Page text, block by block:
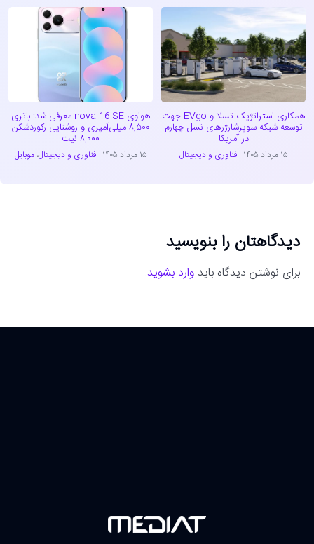
همکاری استراتژیک تسلا و EVgo جهت
توسعه شبکه سوپرشارژرهای نسل چهارم
در آمریکا
۱۵ مرداد ۱۴۰۵ فناوری و دیجیتال
هواوی nova 16 SE معرفی شد: باتری
۸,۵۰۰ میلی‌آمپری و روشنایی رکوردشکن
۸,۰۰۰ نیت
۱۵ مرداد ۱۴۰۵ فناوری و دیجیتال،موبایل
دیدگاهتان را بنویسید
برای نوشتن دیدگاه باید وارد بشوید.